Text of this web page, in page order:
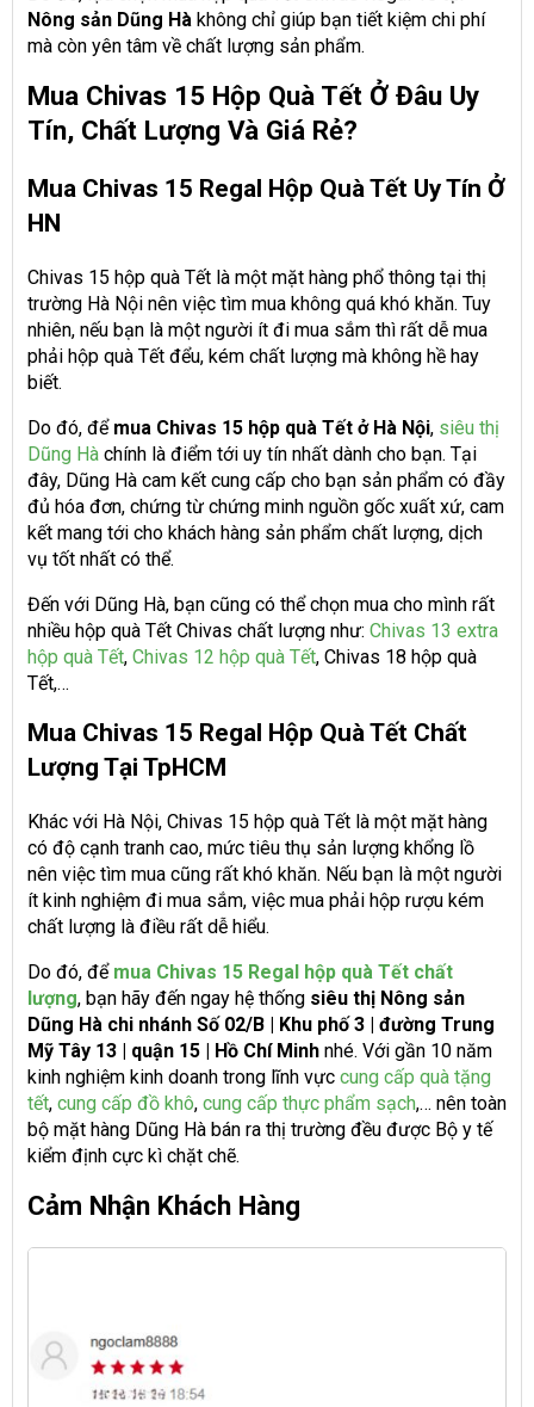
Nông sản Dũng Hà không chỉ giúp bạn tiết kiệm chi phí
mà còn yên tâm về chất lượng sản phẩm.
Mua Chivas 15 Hộp Quà Tết Ở Đâu Uy
Tín, Chất Lượng Và Giá Rẻ?
Mua Chivas 15 Regal Hộp Quà Tết Uy Tín Ở
HN
Chivas 15 hộp quà Tết là một mặt hàng phổ thông tại thị
trường Hà Nội nên việc tìm mua không quá khó khăn. Tuy
nhiên, nếu bạn là một người ít đi mua sắm thì rất dễ mua
phải hộp quà Tết đểu, kém chất lượng mà không hề hay
biết.
Do đó, để mua Chivas 15 hộp quà Tết ở Hà Nội, siêu thị
Dũng Hà chính là điểm tới uy tín nhất dành cho bạn. Tại
đây, Dũng Hà cam kết cung cấp cho bạn sản phẩm có đầy
đủ hóa đơn, chứng từ chứng minh nguồn gốc xuất xứ, cam
kết mang tới cho khách hàng sản phẩm chất lượng, dịch
vụ tốt nhất có thể.
Đến với Dũng Hà, bạn cũng có thể chọn mua cho mình rất
nhiều hộp quà Tết Chivas chất lượng như: Chivas 13 extra
hộp quà Tết, Chivas 12 hộp quà Tết, Chivas 18 hộp quà
Tết,…
Mua Chivas 15 Regal Hộp Quà Tết Chất
Lượng Tại TpHCM
Khác với Hà Nội, Chivas 15 hộp quà Tết là một mặt hàng
có độ cạnh tranh cao, mức tiêu thụ sản lượng khổng lồ
nên việc tìm mua cũng rất khó khăn. Nếu bạn là một người
ít kinh nghiệm đi mua sắm, việc mua phải hộp rượu kém
chất lượng là điều rất dễ hiểu.
Do đó, đểmua Chivas 15 Regal hộp quà Tết chất
lượng, bạn hãy đến ngay hệ thống siêu thị Nông sản
Dũng Hà chi nhánh Số 02/B | Khu phố 3 | đường Trung
Mỹ Tây 13 | quận 15 | Hồ Chí Minh nhé. Với gần 10 năm
kinh nghiệm kinh doanh trong lĩnh vực cung cấp quà tặng
tết, cung cấp đồ khô, cung cấp thực phẩm sạch,… nên toàn
bộ mặt hàng Dũng Hà bán ra thị trường đều được Bộ y tế
kiểm định cực kì chặt chẽ.
Cảm Nhận Khách Hàng